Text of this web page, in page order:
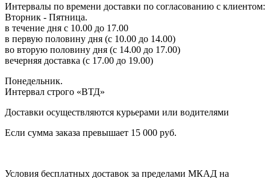
Интервалы по времени доставки по согласованию с клиентом:
Вторник - Пятница.
в течение дня с 10.00 до 17.00
в первую половину дня (с 10.00 до 14.00)
во вторую половину дня (с 14.00 до 17.00)
вечерняя доставка (с 17.00 до 19.00)
Понедельник.
Интервал строго «ВТД»
Доставки осуществляются курьерами или водителями
Если сумма заказа превышает 15 000 руб.
Условия бесплатных доставок за пределами МКАД на